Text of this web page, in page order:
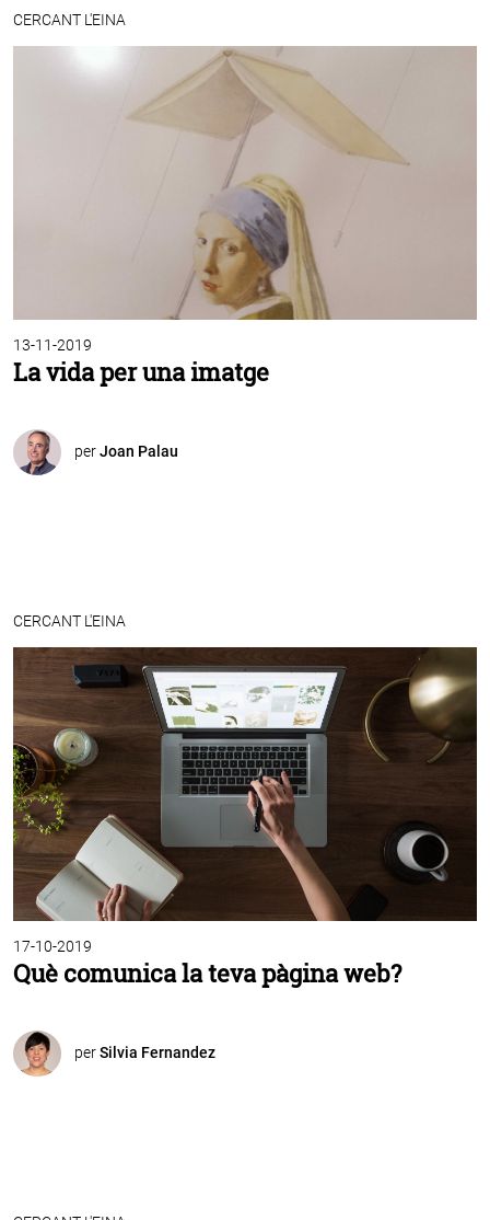
CERCANT L'EINA
13-11-2019
La vida per una imatge
perJoan Palau
CERCANT L'EINA
17-10-2019
Què comunica la teva pàgina web?
perSilvia Fernandez